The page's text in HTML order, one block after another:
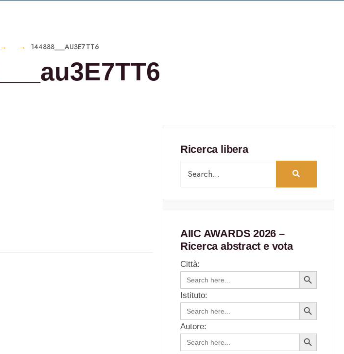
144888___AU3E7TT6
Ricerca libera
AIIC AWARDS 2026 –
Ricerca abstract e vota
Città:
Search
for:
Search
Button
Istituto:
Search
for:
Search
Button
Autore:
Search
for:
Search
Button